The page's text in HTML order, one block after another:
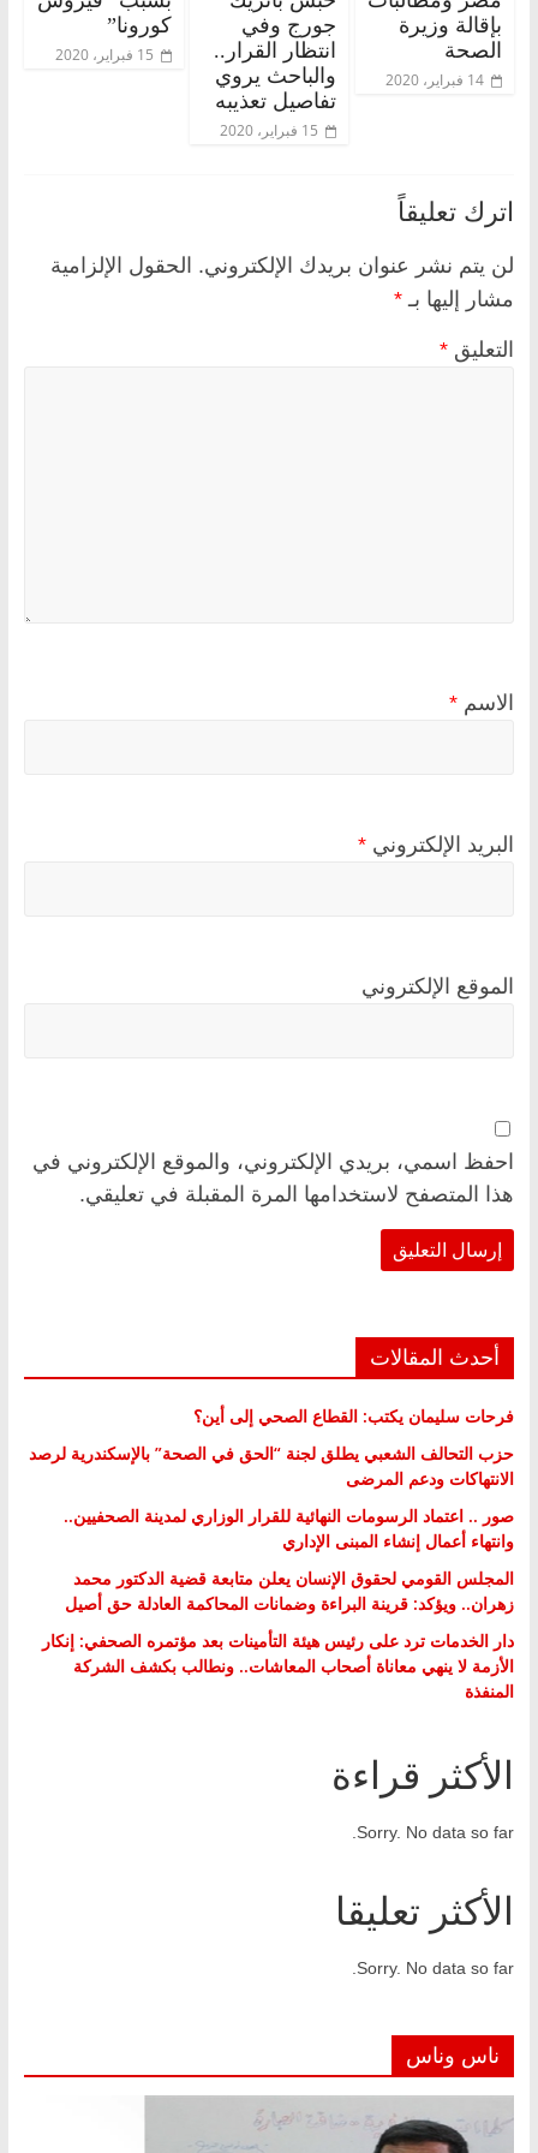
بإقالة وزيرة
الصحة
14 فبراير، 2020
جورج وفي
انتظار القرار..
والباحث يروي
تفاصيل تعذيبه
15 فبراير، 2020
كورونا”
15 فبراير، 2020
اترك تعليقاً
لن يتم نشر عنوان بريدك الإلكتروني. الحقول الإلزامية
مشار إليها بـ *
التعليق *
الاسم *
البريد الإلكتروني *
الموقع الإلكتروني
احفظ اسمي، بريدي الإلكتروني، والموقع الإلكتروني في
هذا المتصفح لاستخدامها المرة المقبلة في تعليقي.
أحدث المقالات
فرحات سليمان يكتب: القطاع الصحي إلى أين؟
حزب التحالف الشعبي يطلق لجنة “الحق في الصحة” بالإسكندرية لرصد
الانتهاكات ودعم المرضى
صور .. اعتماد الرسومات النهائية للقرار الوزاري لمدينة الصحفيين..
وانتهاء أعمال إنشاء المبنى الإداري
المجلس القومي لحقوق الإنسان يعلن متابعة قضية الدكتور محمد
زهران.. ويؤكد: قرينة البراءة وضمانات المحاكمة العادلة حق أصيل
دار الخدمات ترد على رئيس هيئة التأمينات بعد مؤتمره الصحفي: إنكار
الأزمة لا ينهي معاناة أصحاب المعاشات.. ونطالب بكشف الشركة
المنفذة
الأكثر قراءة
Sorry. No data so far.
الأكثر تعليقا
Sorry. No data so far.
ناس وناس